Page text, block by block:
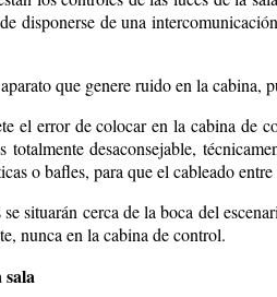
disponerse de una
que genere ruido en la cabina,
el error de colocar en la cabina de
totalmente desaconsejable,
o bafles, para que el cableado
situarán cerca de la boca del
nunca en la cabina de control.
sala